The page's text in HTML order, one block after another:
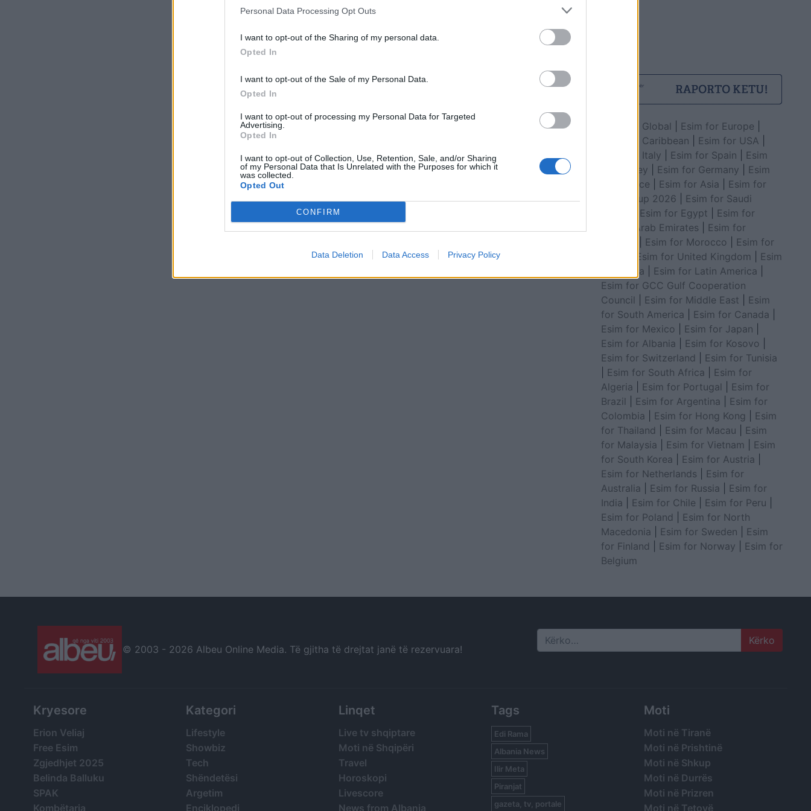
Personal Data Processing Opt Outs
I want to opt-out of the Sharing of my personal data.
Opted In
I want to opt-out of the Sale of my Personal Data.
Opted In
I want to opt-out of processing my Personal Data for Targeted
Advertising.
Opted In
I want to opt-out of Collection, Use, Retention, Sale, and/or Sharing
of my Personal Data that Is Unrelated with the Purposes for which it
was collected.
Opted Out
CONFIRM
Data Deletion Data Access Privacy Policy
Esim for Global Esim for Europe
Esim for Caribbean
Esim for USA
Esim for Italy
Esim for Spain
Esim
for Turkey
Esim for Germany
Esim
for Greece
Esim for Asia
Esim for
World Cup 2026
Esim for Saudi
Esim for Egypt
Esim for
United Arab Emirates
Esim for
Esim for Morocco
Esim for
Esim for United Kingdom
Esim
for Africa
Esim for Latin America
Esim for GCC Gulf Cooperation
Council
Esim for Middle East
Esim
for South America
Esim for Canada
Esim for Mexico
Esim for Japan
Esim for Albania
Esim for Kosovo
Esim for Switzerland
Esim for Tunisia
Esim for South Africa
Esim for
Algeria
Esim for Portugal
Esim for
Brazil
Esim for Argentina
Esim for
Colombia
Esim for Hong Kong
Esim
for Thailand
Esim for Macau
Esim
for Malaysia
Esim for Vietnam
Esim
for South Korea
Esim for Austria
Esim for Netherlands
Esim for
Australia
Esim for Russia
Esim for
India
Esim for Chile Esim for Peru
Esim for Poland
Esim for North
Macedonia
Esim for Sweden
Esim
for Finland
Esim for Norway
Esim for
Belgium
© 2003 - 2026 Albeu Online Media. Të gjitha të drejtat janë të rezervuara! Search
Kryesore
Erion Veliaj
Free Esim
Zgjedhjet 2025
Belinda Balluku
SPAK
Kombëtarja
Kategori
Lifestyle
Showbiz
Tech
Shëndetësi
Argetim
Enciklopedi
Linqet
Live tv shqiptare
Moti në Shqipëri
Travel
Horoskopi
Livescore
News from Albania
Tags
Edi Rama
Albania News
Ilir Meta
Piranjat
gazeta, tv, portale
Moti
Moti në Tiranë
Moti në Prishtinë
Moti në Shkup
Moti në Durrës
Moti në Prizren
Moti në Tetovë